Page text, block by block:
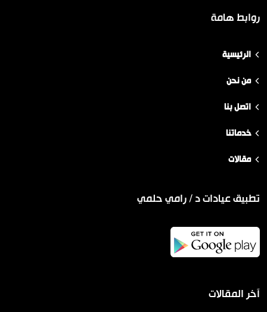
روابط هامة
الرئيسية
من نحن
اتصل بنا
خدماتنا
مقالات
تطبيق عيادات د / رامي حلمي
آخر المقالات